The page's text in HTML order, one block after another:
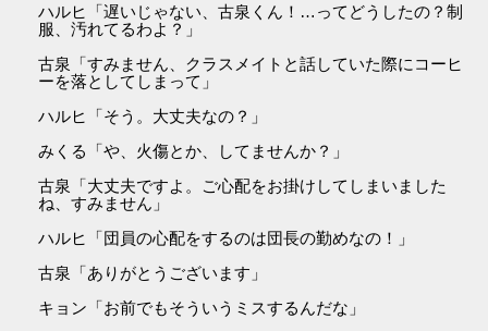
ハルヒ「遅いじゃない、古泉くん！…ってどうしたの？制
服、汚れてるわよ？」
古泉「すみません、クラスメイトと話していた際にコーヒ
ーを落としてしまって」
ハルヒ「そう。大丈夫なの？」
みくる「や、火傷とか、してませんか？」
古泉「大丈夫ですよ。ご心配をお掛けしてしまいました
ね、すみません」
ハルヒ「団員の心配をするのは団長の勤めなの！」
古泉「ありがとうございます」
キョン「お前でもそういうミスするんだな」